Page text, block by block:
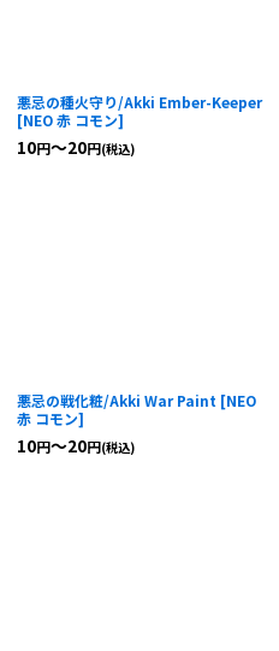
悪忌の種火守り/Akki Ember-Keeper
[NEO 赤 コモン]
10円～20円(税込)
悪忌の戦化粧/Akki War Paint [NEO
赤 コモン]
10円～20円(税込)